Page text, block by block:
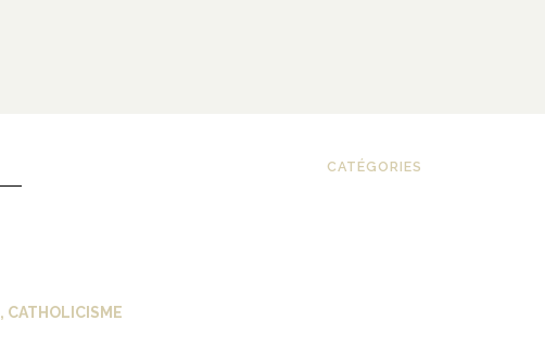
CATÉGORIES
, CATHOLICISME